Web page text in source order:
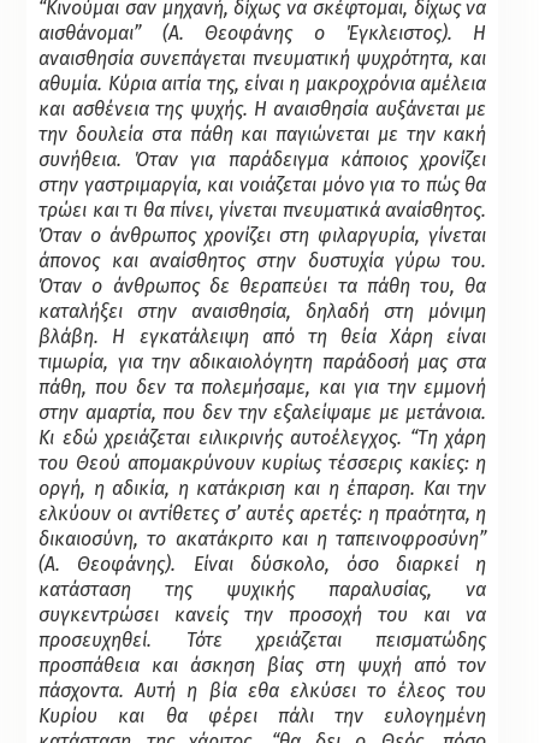
“Κινούμαι σαν μηχανή, δίχως να σκέφτομαι, δίχως να
αισθάνομαι” (Α. Θεοφάνης ο Έγκλειστος). Η
αναισθησία συνεπάγεται πνευματική ψυχρότητα, και
αθυμία. Κύρια αιτία της, είναι η μακροχρόνια αμέλεια
και ασθένεια της ψυχής. Η αναισθησία αυξάνεται με
την δουλεία στα πάθη και παγιώνεται με την κακή
συνήθεια. Όταν για παράδειγμα κάποιος χρονίζει
στην γαστριμαργία, και νοιάζεται μόνο για το πώς θα
τρώει και τι θα πίνει, γίνεται πνευματικά αναίσθητος.
Όταν ο άνθρωπος χρονίζει στη φιλαργυρία, γίνεται
άπονος και αναίσθητος στην δυστυχία γύρω του.
Όταν ο άνθρωπος δε θεραπεύει τα πάθη του, θα
καταλήξει στην αναισθησία, δηλαδή στη μόνιμη
βλάβη. Η εγκατάλειψη από τη θεία Χάρη είναι
τιμωρία, για την αδικαιολόγητη παράδοσή μας στα
πάθη, που δεν τα πολεμήσαμε, και για την εμμονή
στην αμαρτία, που δεν την εξαλείψαμε με μετάνοια.
Κι εδώ χρειάζεται ειλικρινής αυτοέλεγχος. “Τη χάρη
του Θεού απομακρύνουν κυρίως τέσσερις κακίες: η
οργή, η αδικία, η κατάκριση και η έπαρση. Και την
ελκύουν οι αντίθετες σ’ αυτές αρετές: η πραότητα, η
δικαιοσύνη, το ακατάκριτο και η ταπεινοφροσύνη”
(Α. Θεοφάνης). Είναι δύσκολο, όσο διαρκεί η
κατάσταση της ψυχικής παραλυσίας, να
συγκεντρώσει κανείς την προσοχή του και να
προσευχηθεί. Τότε χρειάζεται πεισματώδης
προσπάθεια και άσκηση βίας στη ψυχή από τον
πάσχοντα. Αυτή η βία εθα ελκύσει το έλεος του
Κυρίου και θα φέρει πάλι την ευλογημένη